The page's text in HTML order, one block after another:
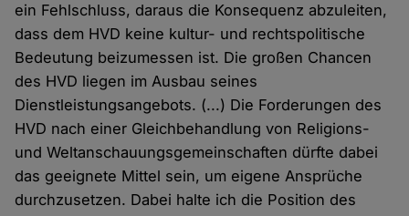
ein Fehlschluss, daraus die Konsequenz abzuleiten,
dass dem HVD keine kultur- und rechtspolitische
Bedeutung beizumessen ist. Die großen Chancen
des HVD liegen im Ausbau seines
Dienstleistungsangebots. (...) Die Forderungen des
HVD nach einer Gleichbehandlung von Religions-
und Weltanschauungsgemeinschaften dürfte dabei
das geeignete Mittel sein, um eigene Ansprüche
durchzusetzen. Dabei halte ich die Position des